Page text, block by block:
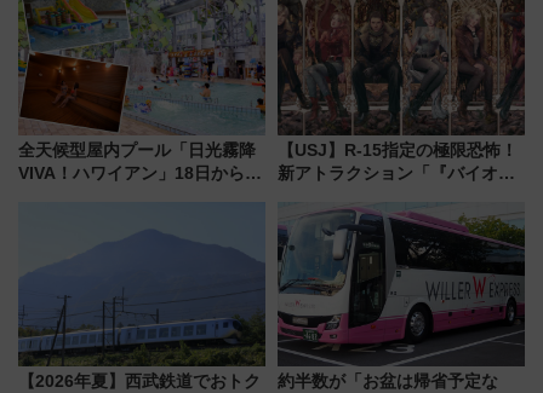
め
全天候型屋内プール「日光霧降
VIVA！ハワイアン」18日から営
を楽しんで
【USJ】R-15指定の極限恐怖！
新アトラクション「『バイオハ
ブ」今秋登場 ―予測不能の恐
怖に泣き叫べ―
【2026年夏】西武鉄道でおトク
約半数が「お盆は帰省予定な